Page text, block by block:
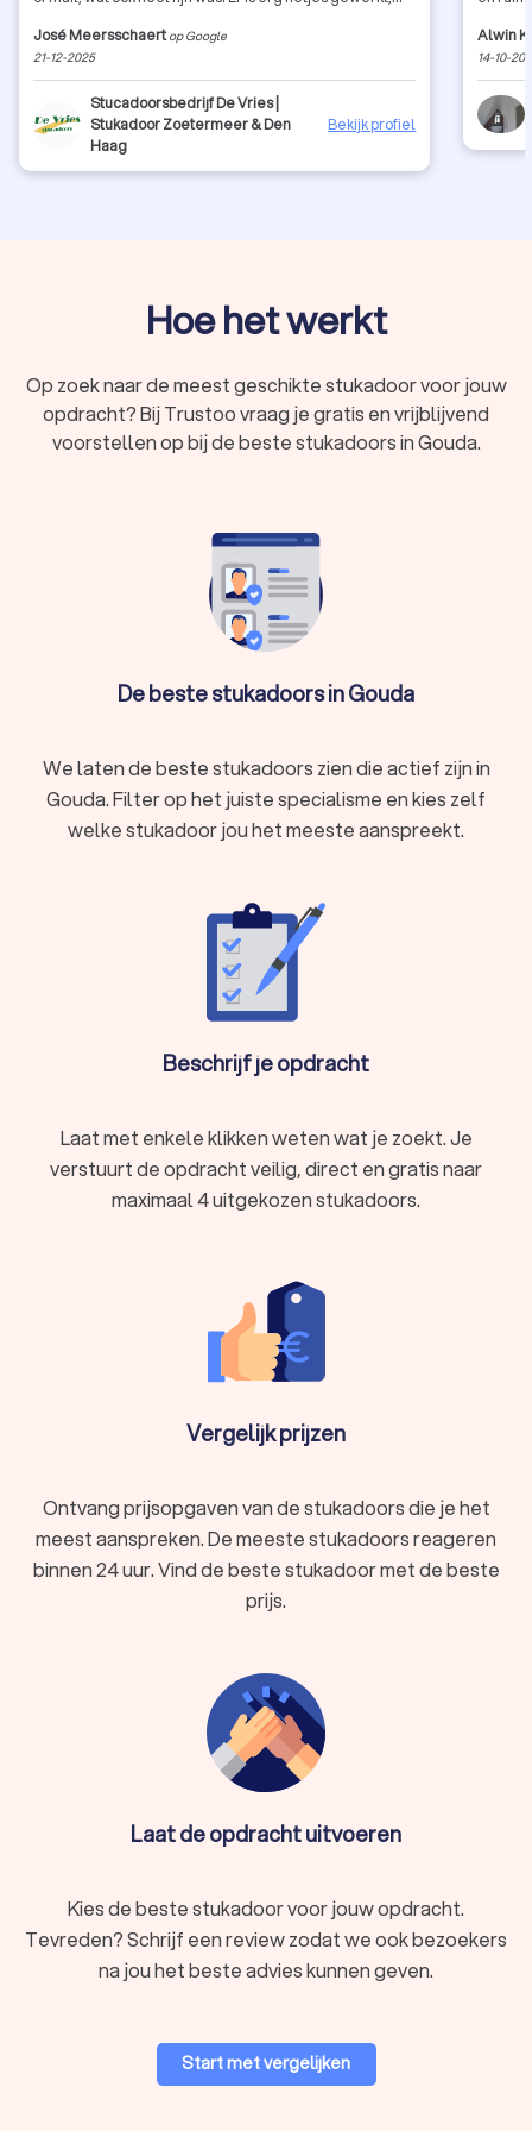
worden goed nagekomen. Ook denken ze graag met je
mee. Kortom, wij bevelen dit bedrijf ten zeerste aan!!!
Mvg José en Ivo
José Meersschaert op Google
21-12-2025
Stucadoorsbedrijf De Vries |
Stukadoor Zoetermeer & Den
Haag
Bekijk profiel
prettig,
van
Alwin
14-10-
Hoe het werkt
Op zoek naar de meest geschikte stukadoor voor jouw
opdracht? Bij Trustoo vraag je gratis en vrijblijvend
voorstellen op bij de beste stukadoors in Gouda.
De beste stukadoors in Gouda
We laten de beste stukadoors zien die actief zijn in
Gouda. Filter op het juiste specialisme en kies zelf
welke stukadoor jou het meeste aanspreekt.
Beschrijf je opdracht
Laat met enkele klikken weten wat je zoekt. Je
verstuurt de opdracht veilig, direct en gratis naar
maximaal 4 uitgekozen stukadoors.
Vergelijk prijzen
Ontvang prijsopgaven van de stukadoors die je het
meest aanspreken. De meeste stukadoors reageren
binnen 24 uur. Vind de beste stukadoor met de beste
prijs.
Laat de opdracht uitvoeren
Kies de beste stukadoor voor jouw opdracht.
Tevreden? Schrijf een review zodat we ook bezoekers
na jou het beste advies kunnen geven.
Start met vergelijken